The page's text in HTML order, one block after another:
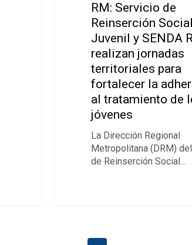
RM: Servicio de
Reinserción Social
Juvenil y SENDA
realizan jornadas
territoriales para
fortalecer la
al tratamiento de
jóvenes
La Dirección Regional
Metropolitana (DRM)
de Reinserción Social…